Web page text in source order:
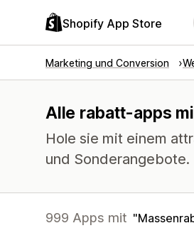
Shopify App Store
Marketing und Conversion
Alle rabatt-apps
Hole sie mit einem
und Sonderangebote.
999 Apps mit